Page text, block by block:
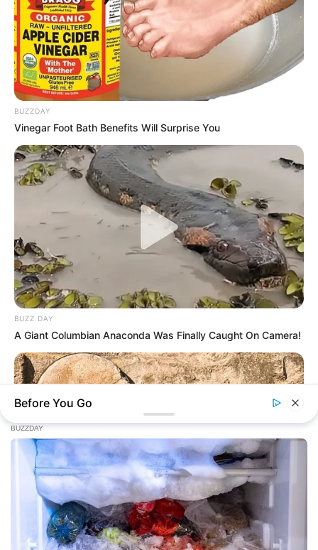
BUZZDAY
Vinegar Foot Bath Benefits Will Surprise You
BUZZ DAY
A Giant Columbian Anaconda Was Finally Caught On Camera!
BUZZ DAY
Jesus' Tomb Is Opened And Scientists Make An Incredible
Before You Go